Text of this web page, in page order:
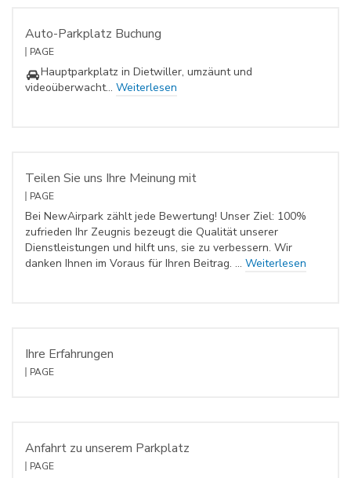
Auto-Parkplatz Buchung
PAGE
Hauptparkplatz in Dietwiller, umzäunt und
videoüberwacht… Weiterlesen
Teilen Sie uns Ihre Meinung mit
PAGE
Bei NewAirpark zählt jede Bewertung! Unser Ziel: 100%
zufrieden Ihr Zeugnis bezeugt die Qualität unserer
Dienstleistungen und hilft uns, sie zu verbessern. Wir
danken Ihnen im Voraus für Ihren Beitrag. … Weiterlesen
Ihre Erfahrungen
PAGE
Anfahrt zu unserem Parkplatz
PAGE